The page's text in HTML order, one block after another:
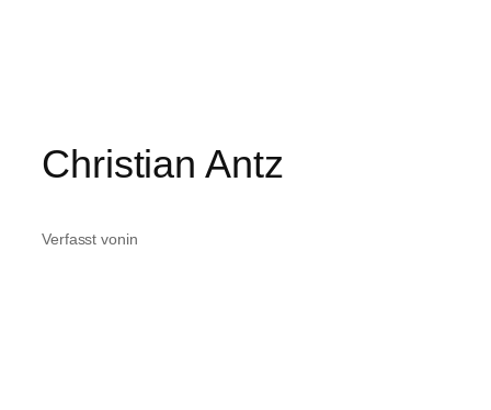
Christian Antz
Verfasst vonin